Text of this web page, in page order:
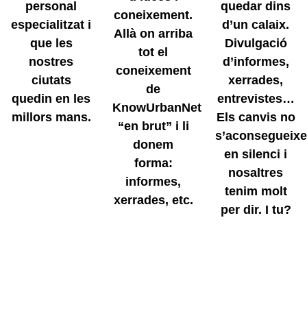
personal
especialitzat i
que les
nostres
ciutats
quedin en les
millors mans.
coneixement.
Allà on arriba
tot el
coneixement
de
KnowUrbanNet
“en brut” i li
donem
forma:
informes,
xerrades, etc.
quedar dins
d’un calaix.
Divulgació
d’informes,
xerrades,
entrevistes…
Els canvis no
en silenci i
nosaltres
tenim molt
per dir. I tu?